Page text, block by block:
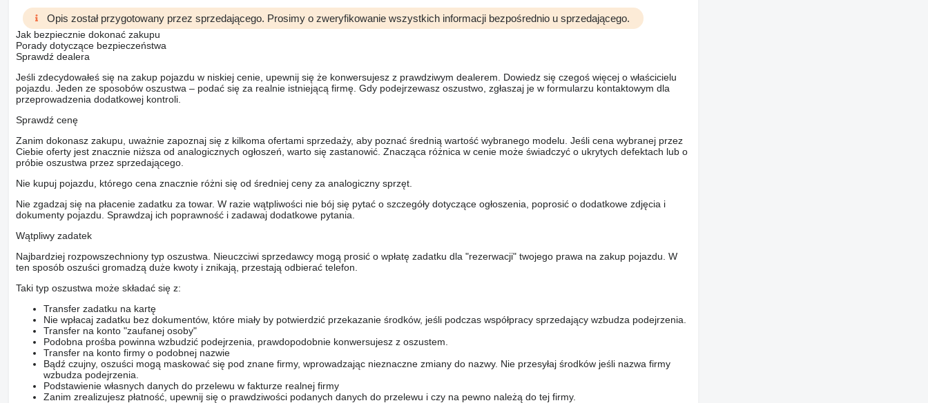
Opis został przygotowany przez sprzedającego. Prosimy o zweryfikowanie wszystkich informacji bezpośrednio u sprzedającego.
Jak bezpiecznie dokonać zakupu
Porady dotyczące bezpieczeństwa
Sprawdź dealera
Jeśli zdecydowałeś się na zakup pojazdu w niskiej cenie, upewnij się że konwersujesz z prawdziwym dealerem. Dowiedz się czegoś więcej o właścicielu
pojazdu. Jeden ze sposobów oszustwa – podać się za realnie istniejącą firmę. Gdy podejrzewasz oszustwo, zgłaszaj je w formularzu kontaktowym dla
przeprowadzenia dodatkowej kontroli.
Sprawdź cenę
Zanim dokonasz zakupu, uważnie zapoznaj się z kilkoma ofertami sprzedaży, aby poznać średnią wartość wybranego modelu. Jeśli cena wybranej przez
Ciebie oferty jest znacznie niższa od analogicznych ogłoszeń, warto się zastanowić. Znacząca różnica w cenie może świadczyć o ukrytych defektach lub o
próbie oszustwa przez sprzedającego.
Nie kupuj pojazdu, którego cena znacznie różni się od średniej ceny za analogiczny sprzęt.
Nie zgadzaj się na płacenie zadatku za towar. W razie wątpliwości nie bój się pytać o szczegóły dotyczące ogłoszenia, poprosić o dodatkowe zdjęcia i
dokumenty pojazdu. Sprawdzaj ich poprawność i zadawaj dodatkowe pytania.
Wątpliwy zadatek
Najbardziej rozpowszechniony typ oszustwa. Nieuczciwi sprzedawcy mogą prosić o wpłatę zadatku dla "rezerwacji" twojego prawa na zakup pojazdu. W
ten sposób oszuści gromadzą duże kwoty i znikają, przestają odbierać telefon.
Taki typ oszustwa może składać się z:
Transfer zadatku na kartę
Nie wpłacaj zadatku bez dokumentów, które miały by potwierdzić przekazanie środków, jeśli podczas współpracy sprzedający wzbudza podejrzenia.
Transfer na konto "zaufanej osoby"
Podobna prośba powinna wzbudzić podejrzenia, prawdopodobnie konwersujesz z oszustem.
Transfer na konto firmy o podobnej nazwie
Bądź czujny, oszuści mogą maskować się pod znane firmy, wprowadzając nieznaczne zmiany do nazwy. Nie przesyłaj środków jeśli nazwa firmy
wzbudza podejrzenia.
Podstawienie własnych danych do przelewu w fakturze realnej firmy
Zanim zrealizujesz płatność, upewnij się o prawdziwości podanych danych do przelewu i czy na pewno należą do tej firmy.